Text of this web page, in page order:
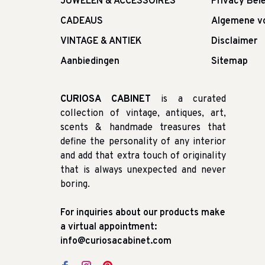
CADEAUS
VINTAGE & ANTIEK
Aanbiedingen
Algemene
Disclaimer
Sitemap
CURIOSA CABINET is a curated
collection of vintage, antiques, art,
scents & handmade treasures that
define the personality of any interior
and add that extra touch of originality
that is always unexpected and never
boring.
For inquiries about our products make
a virtual appointment:
info@curiosacabinet.com